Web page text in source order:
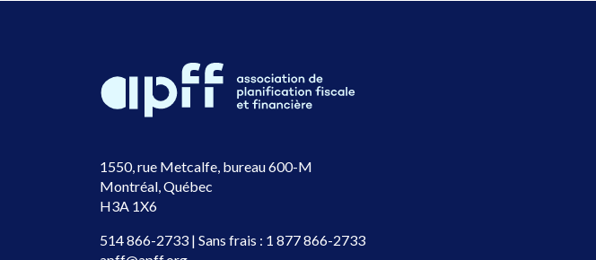
1550, rue Metcalfe, bureau 600-M
Montréal, Québec
H3A 1X6
514 866-2733 | Sans frais : 1 877 866-2733